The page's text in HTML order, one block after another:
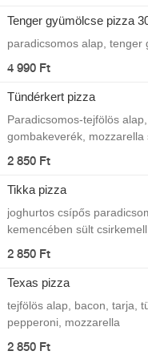
Tenger gyümölcse pizza
paradicsomos alap, tenger
4 990 Ft
Tündérkert pizza
Paradicsomos-tejfölös
gombakeverék, mozzarella
2 850 Ft
Tikka pizza
joghurtos csípős
kemencében sült
2 850 Ft
Texas pizza
tejfölös alap, bacon, tarja,
pepperoni, mozzarella
2 850 Ft